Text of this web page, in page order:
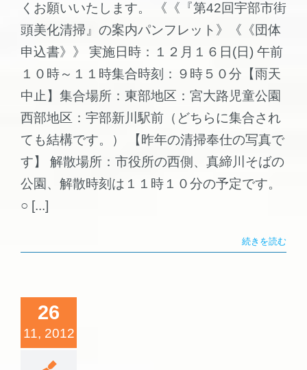
くお願いいたします。 《《『第42回宇部市街
頭美化清掃』の案内パンフレット》《《団体
申込書》》 実施日時：１２月１６日(日) 午前
１０時～１１時集合時刻：９時５０分【雨天
中止】集合場所：東部地区：宮大路児童公園
西部地区：宇部新川駅前（どちらに集合され
ても結構です。） 【昨年の清掃奉仕の写真で
す】 解散場所：市役所の西側、真締川そばの
公園、解散時刻は１１時１０分の予定です。
○ [...]
続きを読む
26
11, 2012